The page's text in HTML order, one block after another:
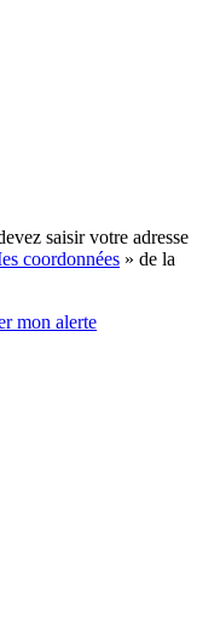
saisir votre adresse
coordonnées » de la
mon alerte